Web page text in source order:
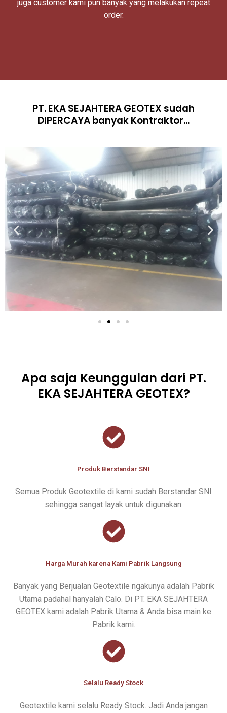
juga customer kami pun banyak yang melakukan repeat
order.
PT. EKA SEJAHTERA GEOTEX sudah
DIPERCAYA banyak Kontraktor...
Apa saja Keunggulan dari PT.
EKA SEJAHTERA GEOTEX?
Produk Berstandar SNI
Semua Produk Geotextile di kami sudah Berstandar SNI
sehingga sangat layak untuk digunakan.
Harga Murah karena Kami Pabrik Langsung
Banyak yang Berjualan Geotextile ngakunya adalah Pabrik
Utama padahal hanyalah Calo. Di PT. EKA SEJAHTERA
GEOTEX kami adalah Pabrik Utama & Anda bisa main ke
Pabrik kami.
Selalu Ready Stock
Geotextile kami selalu Ready Stock. Jadi Anda jangan